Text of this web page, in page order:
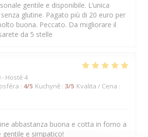
gentile e disponibile. L’unica
glutine. Pagato più di 20 euro per
buona. Peccato. Da migliorare il
da 5 stelle
- Hosté 4
: 4/5 Kuchyně : 3/5 Kvalita / Cena :
abbastanza buona e cotta in forno a
gentile e simpatico!